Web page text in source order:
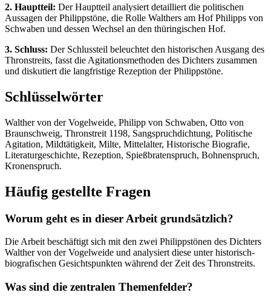
2. Hauptteil: Der Hauptteil analysiert detailliert die politischen
Aussagen der Philippstöne, die Rolle Walthers am Hof Philipps von
Schwaben und dessen Wechsel an den thüringischen Hof.
3. Schluss: Der Schlussteil beleuchtet den historischen Ausgang des
Thronstreits, fasst die Agitationsmethoden des Dichters zusammen
und diskutiert die langfristige Rezeption der Philippstöne.
Schlüsselwörter
Walther von der Vogelweide, Philipp von Schwaben, Otto von
Braunschweig, Thronstreit 1198, Sangspruchdichtung, Politische
Agitation, Mildtätigkeit, Milte, Mittelalter, Historische Biografie,
Literaturgeschichte, Rezeption, Spießbratenspruch, Bohnenspruch,
Kronenspruch.
Häufig gestellte Fragen
Worum geht es in dieser Arbeit grundsätzlich?
Die Arbeit beschäftigt sich mit den zwei Philippstönen des Dichters
Walther von der Vogelweide und analysiert diese unter historisch-
biografischen Gesichtspunkten während der Zeit des Thronstreits.
Was sind die zentralen Themenfelder?